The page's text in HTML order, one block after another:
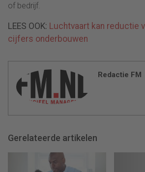
of bedrijf.
LEES OOK: Luchtvaart kan reductie
cijfers onderbouwen
Redactie FM
Gerelateerde artikelen